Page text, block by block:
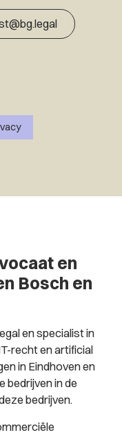
en
Bosch en
en specialist in
recht en artificial
in Eindhoven en
bedrijven in de
bedrijven.